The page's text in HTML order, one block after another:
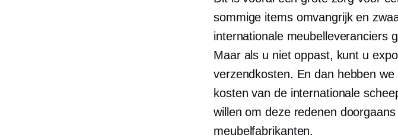
sommige items omvangrijk en
internationale meubelleveranciers
Maar als u niet oppast, kunt u
verzendkosten. En dan hebben
kosten van de internationale
willen om deze redenen
meubelfabrikanten.